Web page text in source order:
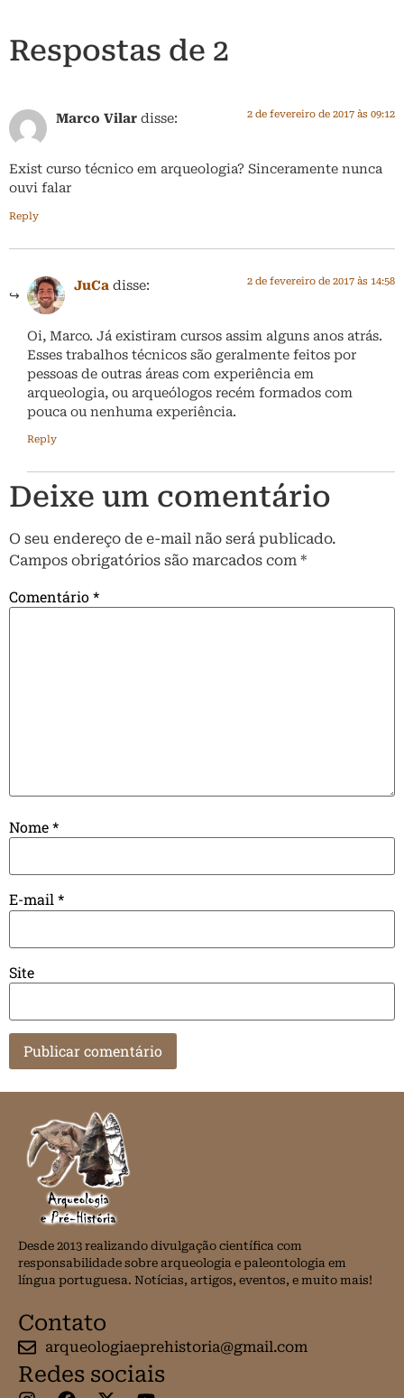
Respostas de 2
Marco Vilar disse: 2 de fevereiro de 2017 às 09:12
Exist curso técnico em arqueologia? Sinceramente nunca
ouvi falar
Reply
JuCa disse: 2 de fevereiro de 2017 às 14:58
Oi, Marco. Já existiram cursos assim alguns anos atrás.
Esses trabalhos técnicos são geralmente feitos por
pessoas de outras áreas com experiência em
arqueologia, ou arqueólogos recém formados com
pouca ou nenhuma experiência.
Reply
Deixe um comentário
O seu endereço de e-mail não será publicado.
Campos obrigatórios são marcados com *
Comentário*
Nome*
E-mail*
Site
Desde 2013 realizando divulgação científica com
responsabilidade sobre arqueologia e paleontologia em
língua portuguesa. Notícias, artigos, eventos, e muito mais!
Contato
arqueologiaeprehistoria@gmail.com
Redes sociais